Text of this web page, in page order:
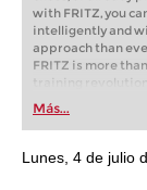
with FRITZ, you
intelligently and
approach than
FRITZ is more
training
first steps into the
playing at a
train more
more
Más...
Lunes, 4 de julio